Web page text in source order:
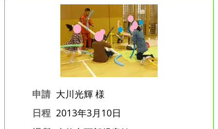
申請 大川光輝 様
日程 2013年3月10日